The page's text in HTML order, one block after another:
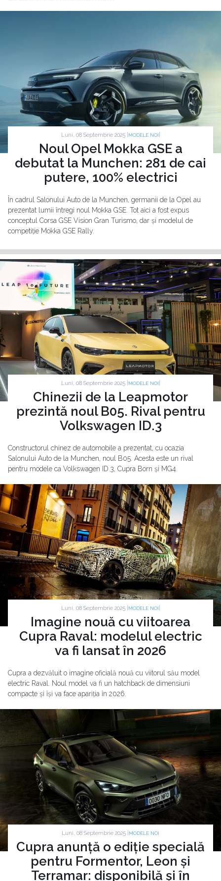
Luni, 08 Septembrie 2025 | MODELE NOI
Noul Opel Mokka GSE a
debutat la Munchen: 281 de cai
putere, 100% electrici
În cadrul Salonului Auto de la Munchen, germanii de la Opel au
prezentat lumii întregi noul Mokka GSE. Tot aici a fost expus
conceptul Corsa GSE Vision Gran Turismo, dar și modelul de
competiție Mokka GSE Rally.
Luni, 08 Septembrie 2025 | MODELE NOI
Chinezii de la Leapmotor
prezintă noul B05. Rival pentru
Volkswagen ID.3
Constructorul chinez de automobile a prezentat, cu ocazia
Salonului Auto de la Munchen, noul B05. Acesta este un rival
pentru modele ca Volkswagen ID.3, Cupra Born și MG4.
Luni, 08 Septembrie 2025 | MODELE NOI
Imagine nouă cu viitoarea
Cupra Raval: modelul electric
va fi lansat în 2026
Cupra a dezvăluit o imagine oficială nouă cu viitorul său model
electric Raval. Noul model va fi un hatchback de dimensiuni
compacte și își va face apariția în 2026.
Luni, 08 Septembrie 2025 | MODELE NOI
Cupra anunță o ediție specială
pentru Formentor, Leon și
Terramar: disponibilă și în